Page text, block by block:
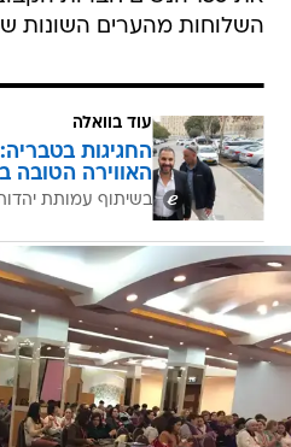
השלוחות מהערים השונות
עוד בוואלה
החגיגות
האווירה הטובה
בשיתוף עמותת